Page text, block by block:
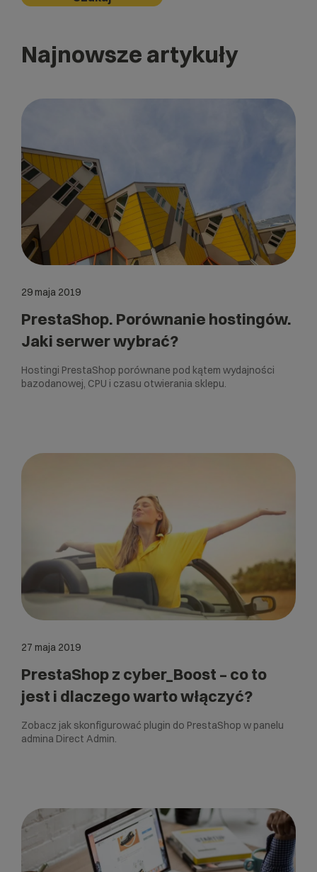
Najnowsze artykuły
29 maja 2019
PrestaShop. Porównanie hostingów.
Jaki serwer wybrać?
Hostingi PrestaShop porównane pod kątem wydajności
bazodanowej, CPU i czasu otwierania sklepu.
27 maja 2019
PrestaShop z cyber_Boost – co to
jest i dlaczego warto włączyć?
Zobacz jak skonfigurować plugin do PrestaShop w panelu
admina Direct Admin.